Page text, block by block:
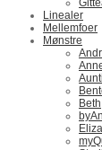
Linealer
Mellemfoer
Mønstre
Beth